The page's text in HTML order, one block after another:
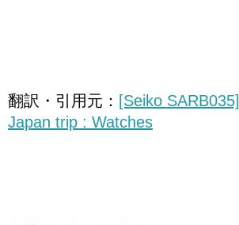
翻訳・引用元： [Seiko
Japan trip : Watches